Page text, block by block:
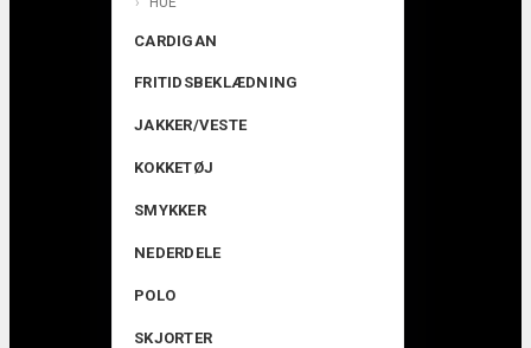
CARDIGAN
FRITIDSBEKLÆDNING
JAKKER/VESTE
KOKKETØJ
SMYKKER
NEDERDELE
POLO
SKJORTER